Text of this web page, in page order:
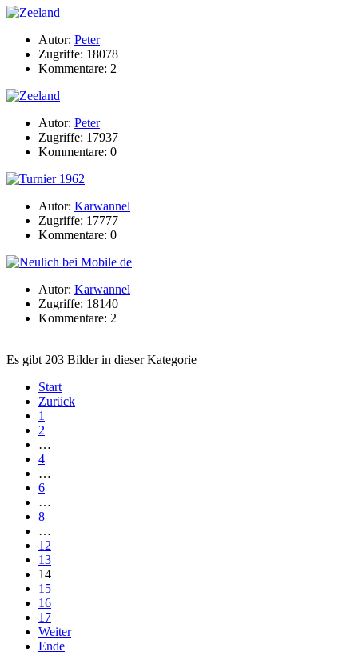
Autor: Peter
Zugriffe: 18078
Kommentare: 2
Autor: Peter
Zugriffe: 17937
Kommentare: 0
Autor: Karwannel
Zugriffe: 17777
Kommentare: 0
Autor: Karwannel
Zugriffe: 18140
Kommentare: 2
Es gibt 203 Bilder in dieser Kategorie
Start
Zurück
1
2
…
4
…
6
…
8
…
12
13
14
15
16
17
Weiter
Ende